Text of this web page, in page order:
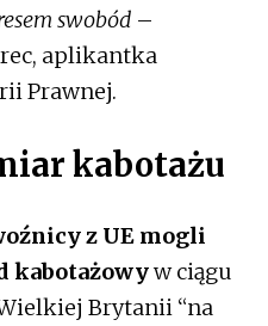
swobód –
aplikantka
Prawnej.
kabotażu
z UE mogli
kabotażowyw ciągu
Brytanii “na